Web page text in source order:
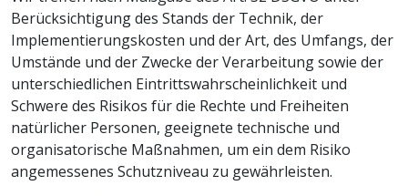
Berücksichtigung des Stands der Technik, der
Implementierungskosten und der Art, des Umfangs, der
Umstände und der Zwecke der Verarbeitung sowie der
unterschiedlichen Eintrittswahrscheinlichkeit und
Schwere des Risikos für die Rechte und Freiheiten
natürlicher Personen, geeignete technische und
organisatorische Maßnahmen, um ein dem Risiko
angemessenes Schutzniveau zu gewährleisten.